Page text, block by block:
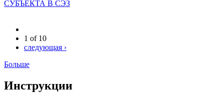
СУБЪЕКТА В СЭЗ
1 of 10
следующая ›
Больше
Инструкции